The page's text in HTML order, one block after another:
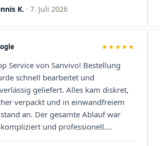
K. · 7. Juli 2026
★★★★★
Service von Sanvivo! Bestellung
schnell bearbeitet und
geliefert. Alles kam diskret,
verpackt und in einwandfreiem
an. Der gesamte Ablauf war
und professionell.
und Kundenzufriedenheit